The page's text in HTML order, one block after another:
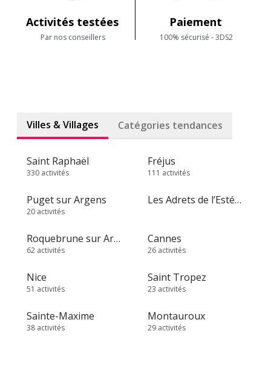
Activités testées
Par nos conseillers
Paiement
100% sécurisé - 3DS2
Villes & Villages Catégories tendances
Saint Raphaël
330 activités
Fréjus
111 activités
Puget sur Argens
20 activités
Les Adrets de l’Estérel
Roquebrune sur Argens
62 activités
Cannes
26 activités
Nice
51 activités
Saint Tropez
23 activités
Sainte-Maxime
38 activités
Montauroux
29 activités